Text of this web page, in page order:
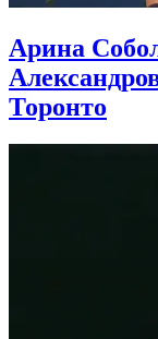
Арина
Торонто